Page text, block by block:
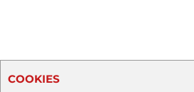
COOKIES